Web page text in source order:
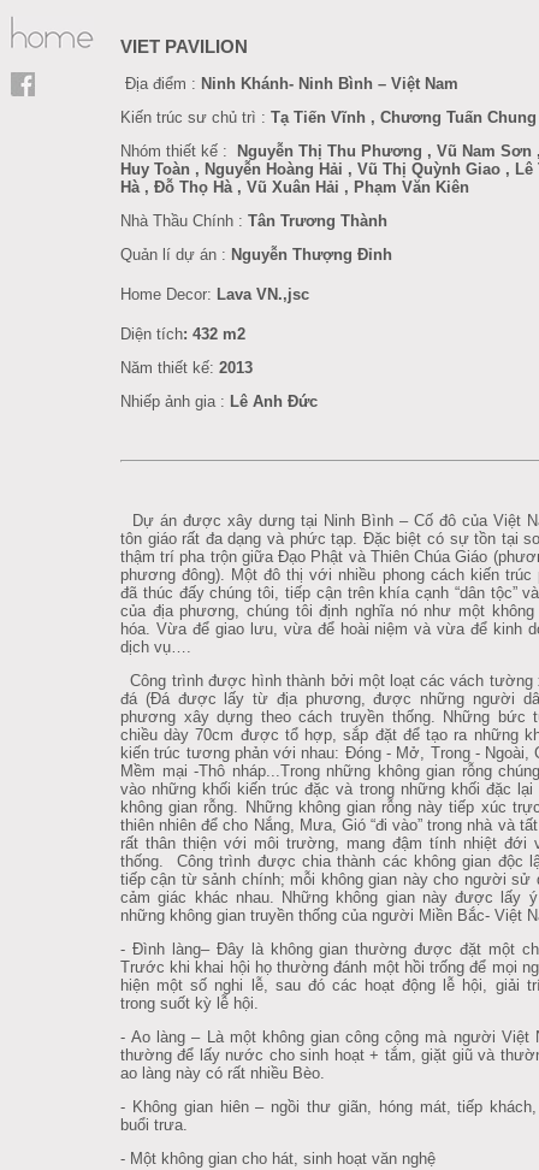
VIET PAVILION
Địa điểm : Ninh Khánh- Ninh Bình – Việt Nam
Kiến trúc sư chủ trì : Tạ Tiến Vĩnh , Chương Tuấn Chung
Nhóm thiết kế : Nguyễn Thị Thu Phương , Vũ Nam Sơn
Huy Toàn , Nguyễn Hoàng Hải , Vũ Thị Quỳnh Giao , Lê
Hà , Đỗ Thọ Hà , Vũ Xuân Hải , Phạm Văn Kiên
Nhà Thầu Chính : Tân Trương Thành
Quản lí dự án : Nguyễn Thượng Đỉnh
Home Decor: Lava VN.,jsc
Diện tích: 432 m2
Năm thiết kế: 2013
Nhiếp ảnh gia : Lê Anh Đức
Dự án được xây dưng tại Ninh Bình – Cố đô của Việt
tôn giáo rất đa dạng và phức tạp. Đặc biệt có sự tồn tại
thậm trí pha trộn giữa Đạo Phật và Thiên Chúa Giáo
phương đông). Một đô thị với nhiều phong cách kiến trúc
đã thúc đấy chúng tôi, tiếp cận trên khía cạnh “dân tộc”
của địa phương, chúng tôi định nghĩa nó như một không
hóa. Vừa để giao lưu, vừa để hoài niệm và vừa để kinh
dịch vụ….
Công trình được hình thành bởi một loạt các vách tường
đá (Đá được lấy từ địa phương, được những người
phương xây dựng theo cách truyền thống. Những bức
chiều dày 70cm được tổ hợp, sắp đặt để tạo ra những
kiến trúc tương phản với nhau: Đóng - Mở, Trong - Ngoài,
Mềm mại -Thô nháp...Trong những không gian rỗng
vào những khối kiến trúc đặc và trong những khối đặc lại
không gian rỗng. Những không gian rỗng này tiếp xúc
thiên nhiên để cho Nắng, Mưa, Gió “đi vào” trong nhà và
rất thân thiện với môi trường, mang đậm tính nhiệt đới
thống. Công trình được chia thành các không gian độc
tiếp cận từ sảnh chính; mỗi không gian này cho người sử
cảm giác khác nhau. Những không gian này được lấy
những không gian truyền thống của người Miền Bắc- Việt
- Đình làng– Đây là không gian thường được đặt một
Trước khi khai hội họ thường đánh một hồi trống để mọi
hiện một số nghi lễ, sau đó các hoạt động lễ hội, giải
trong suốt kỳ lễ hội.
- Ao làng – Là một không gian công cộng mà người Việt
thường để lấy nước cho sinh hoạt + tắm, giặt giũ và
ao làng này có rất nhiều Bèo.
- Không gian hiên – ngồi thư giãn, hóng mát, tiếp
buổi trưa.
- Một không gian cho hát, sinh hoạt văn nghệ